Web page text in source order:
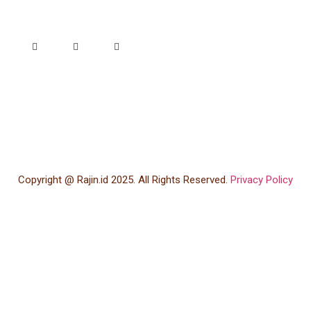
Copyright @ Rajin.id 2025. All Rights Reserved. Privacy Policy